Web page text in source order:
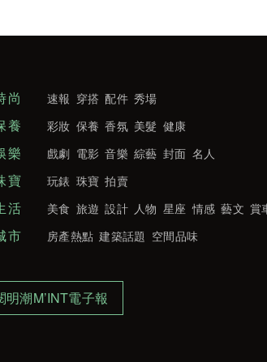
尚 速報 穿搭 配件 秀場
養 彩妝 保養 香氛 美髮 健康
樂 戲劇 電影 音樂 綜藝 封面 名人
寶 玩錶 珠寶 拍賣
活 美食 旅遊 設計 人物 星座 情感 藝文 賞
市 房產熱點 建築話題 空間品味
明潮M’INT電子報